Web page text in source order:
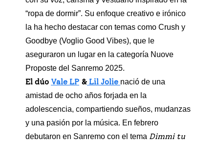
“ropa de dormir”. Su enfoque creativo e irónico
la ha hecho destacar con temas como Crush y
Goodbye (Voglio Good Vibes), que le
aseguraron un lugar en la categoría Nuove
Proposte del Sanremo 2025.
El dúo Vale LP & Lil Jolie nació de una
amistad de ocho años forjada en la
adolescencia, compartiendo sueños, mudanzas
y una pasión por la música. En febrero
debutaron en Sanremo con el tema Dimmi tu